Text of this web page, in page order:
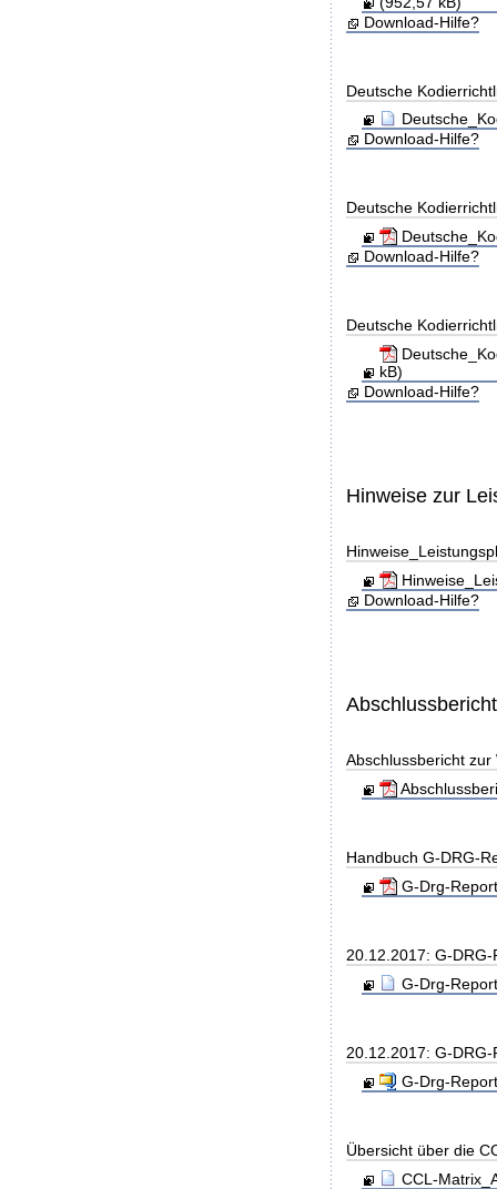
Download-Hilfe?
Deutsche
Download-Hilfe?
Deutsche
Download-Hilfe?
Deutsche
kB)
Download-Hilfe?
Hinweise zur
Download-Hilfe?
Abschlussbericht
Handbuch G-DRG-
G-Drg-
20.12.2017: G-
G-Drg-
20.12.2017: G-
G-Drg-
Übersicht über die
CCL-